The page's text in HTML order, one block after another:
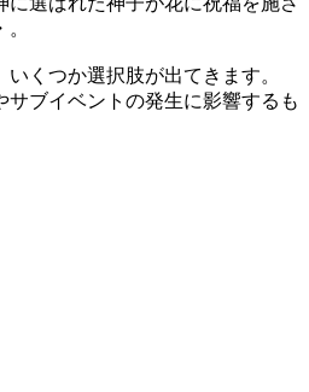
くつか選択肢が出てきます。
ブイベントの発生に影響するも